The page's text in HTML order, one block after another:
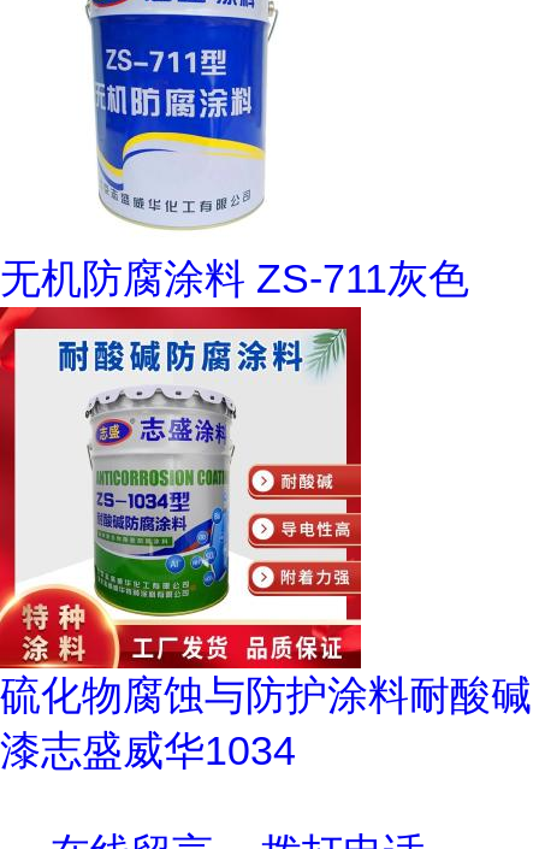
无机防腐涂料 ZS-711灰色
硫化物腐蚀与防护涂料耐酸碱
漆志盛威华1034